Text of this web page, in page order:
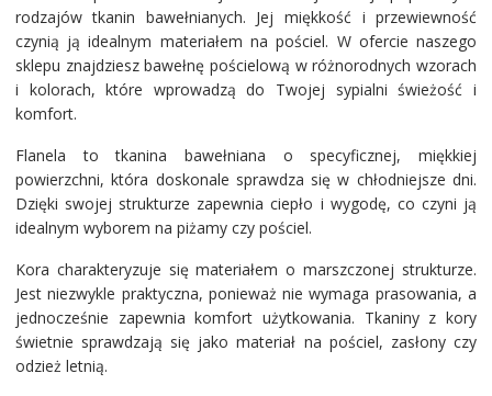
rodzajów tkanin bawełnianych. Jej miękkość i przewiewność
czynią ją idealnym materiałem na pościel. W ofercie naszego
sklepu znajdziesz bawełnę pościelową w różnorodnych wzorach
i kolorach, które wprowadzą do Twojej sypialni świeżość i
komfort.
Flanela to tkanina bawełniana o specyficznej, miękkiej
powierzchni, która doskonale sprawdza się w chłodniejsze dni.
Dzięki swojej strukturze zapewnia ciepło i wygodę, co czyni ją
idealnym wyborem na piżamy czy pościel.
Kora charakteryzuje się materiałem o marszczonej strukturze.
Jest niezwykle praktyczna, ponieważ nie wymaga prasowania, a
jednocześnie zapewnia komfort użytkowania. Tkaniny z kory
świetnie sprawdzają się jako materiał na pościel, zasłony czy
odzież letnią.